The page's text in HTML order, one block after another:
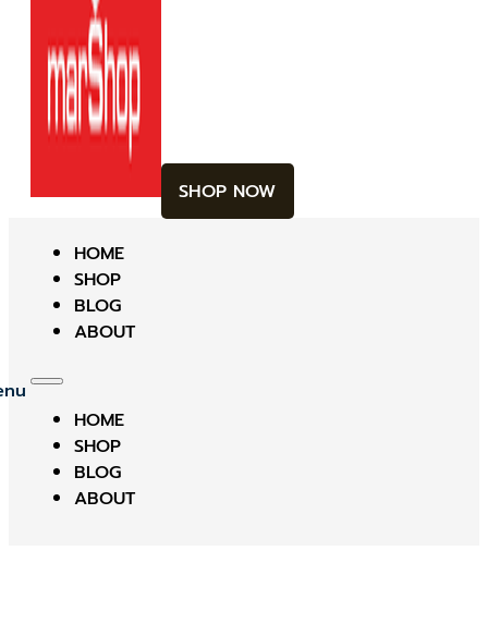
SHOP NOW
HOME
SHOP
BLOG
ABOUT
HOME
SHOP
BLOG
ABOUT